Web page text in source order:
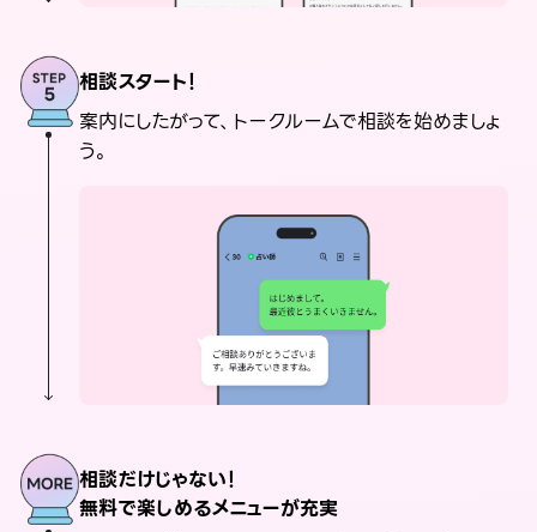
相談スタート！
案内にしたがって、トークルームで相談を始めましょ
う。
相談だけじゃない！
無料で楽しめるメニューが充実